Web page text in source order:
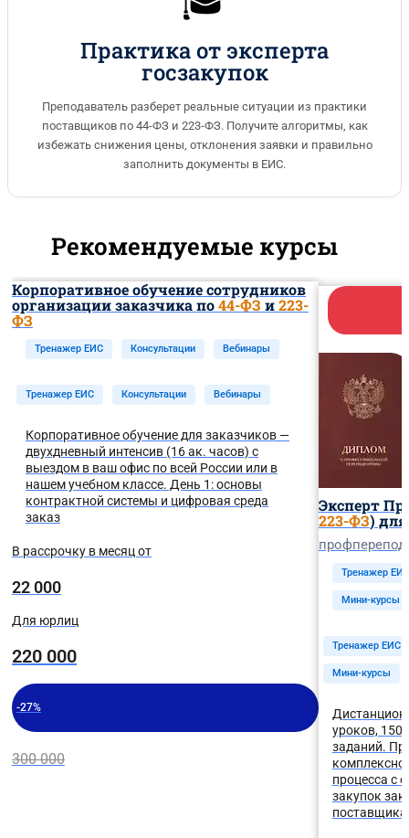
Практика от эксперта
госзакупок
Преподаватель разберет реальные ситуации из практики
поставщиков по 44-ФЗ и 223-ФЗ. Получите алгоритмы, как
избежать снижения цены, отклонения заявки и правильно
заполнить документы в ЕИС.
Рекомендуемые курсы
Корпоративное обучение сотрудников
организации заказчика по44-ФЗ и223-
ФЗ
Тренажер ЕИС Консультации Вебинары
Тренажер ЕИС Консультации Вебинары
Корпоративное обучение для заказчиков —
двухдневный интенсив (16 ак. часов) с
выездом в ваш офис по всей России или в
нашем учебном классе. День 1: основы
контрактной системы и цифровая среда
заказ
В рассрочку в месяц от
22 000
Для юрлиц
220 000
-27%
300 000
Эксперт
223-ФЗ)
Тренажер ЕИС
Мини-курсы
Тренажер ЕИС
Мини-курсы
уроков, 150
заданий.
процесса с
закупок